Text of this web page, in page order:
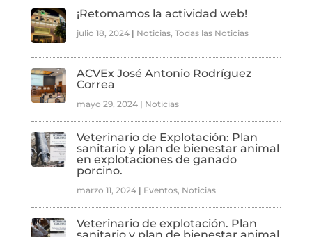
¡Retomamos la actividad web!
julio 18, 2024| Noticias, Todas las Noticias
ACVEx José Antonio Rodríguez
Correa
mayo 29, 2024| Noticias
Veterinario de Explotación: Plan
sanitario y plan de bienestar animal
en explotaciones de ganado
porcino.
marzo 11, 2024| Eventos, Noticias
Veterinario de explotación. Plan
sanitario y plan de bienestar animal